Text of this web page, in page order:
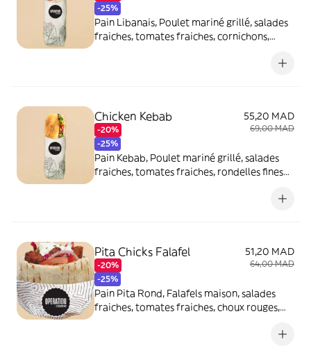
-25%
Pain Libanais, Poulet mariné grillé, salades
fraiches, tomates fraiches, cornichons,
Chicken Kebab
-20%
-25%
55,20 MAD
69,00 MAD
Pain Kebab, Poulet mariné grillé, salades
fraiches, tomates fraiches, rondelles fines
Pita Chicks Falafel
-20%
-25%
51,20 MAD
64,00 MAD
Pain Pita Rond, Falafels maison, salades
fraiches, tomates fraiches, choux rouges,